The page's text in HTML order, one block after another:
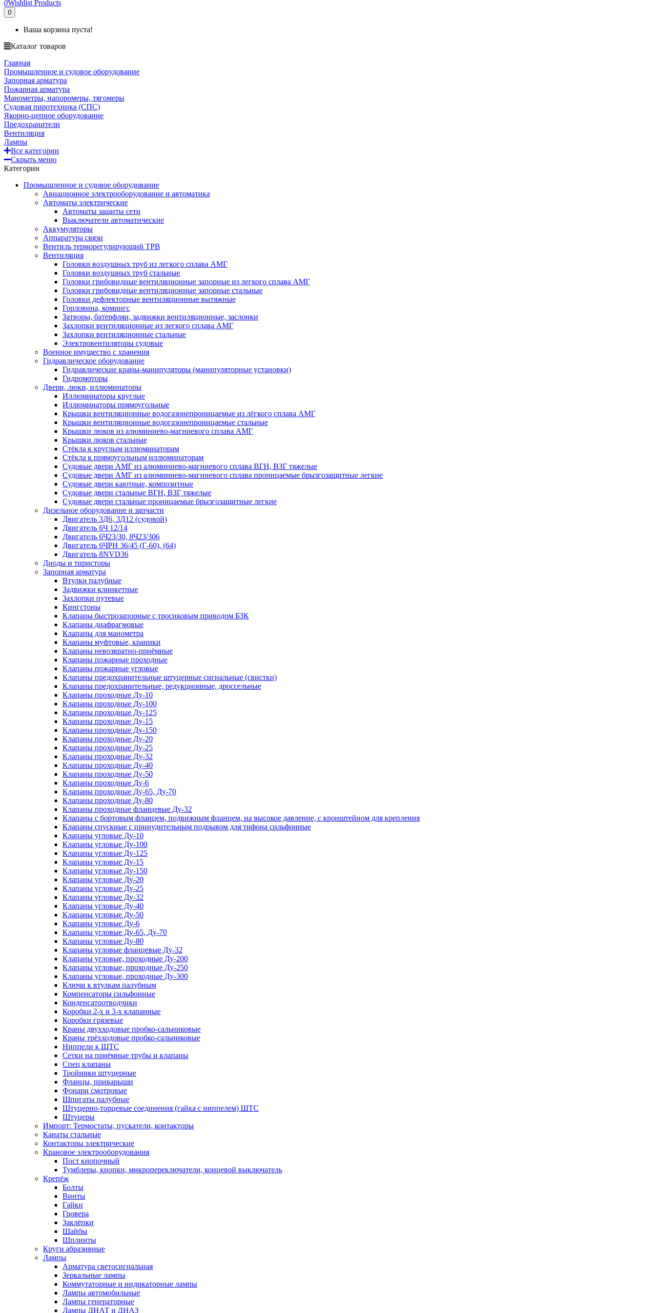
0Wishlist Products
0
Ваша корзина пуста!
Каталог товаров
Главная
Промышленное и судовое оборудование
Запорная арматура
Пожарная арматура
Манометры, напоромеры, тягомеры
Судовая пиротехника (СПС)
Якорно-цепное оборудование
Предохранители
Вентиляция
Лампы
Все категории
Скрыть меню
Категории
Промышленное и судовое оборудование
Авиационное электрооборудование и автоматика
Автоматы электрические
Автоматы защиты сети
Выключатели автоматические
Аккумуляторы
Аппаратура связи
Вентиль терморегулирующий ТРВ
Вентиляция
Головки воздушных труб из легкого сплава АМГ
Головки воздушных труб стальные
Головки грибовидные вентиляционные запорные из легкого сплава АМГ
Головки грибовидные вентиляционные запорные стальные
Головки дефлекторные вентиляционные вытяжные
Горловина, комингс
Затворы, батерфляи, задвижки вентиляционные, заслонки
Захлопки вентиляционные из легкого сплава АМГ
Захлопки вентиляционные стальные
Электровентиляторы судовые
Военное имущество с хранения
Гидравлическое оборудование
Гидравлические краны-манипуляторы (манипуляторные установки)
Гидромоторы
Двери, люки, иллюминаторы
Иллюминаторы круглые
Иллюминаторы прямоугольные
Крышки вентиляционные водогазонепроницаемые из лёгкого сплава АМГ
Крышки вентиляционные водогазонепроницаемые стальные
Крышки люков из алюминиево-магниевого сплава АМГ
Крышки люков стальные
Стёкла к круглым иллюминаторам
Стёкла к прямоугольным иллюминаторам
Судовые двери АМГ из алюминиево-магниевого сплава ВГН, ВЗГ тяжелые
Судовые двери АМГ из алюминиево-магниевого сплава проницаемые брызгозащитные легкие
Судовые двери каютные, композитные
Судовые двери стальные ВГН, ВЗГ тяжелые
Судовые двери стальные проницаемые брызгозащитные легкие
Дизельное оборудование и запчасти
Двигатель 3Д6, 3Д12 (судовой)
Двигатель 6Ч 12/14
Двигатель 6Ч23/30, 8Ч23/306
Двигатель 6ЧРН 36/45 (Г-60), (64)
Двигатель 8NVD36
Диоды и тиристоры
Запорная арматура
Втулки палубные
Задвижки клинкетные
Захлопки путевые
Кингстоны
Клапаны быстрозапорные с тросиковым приводом БЗК
Клапаны диафрагмовые
Клапаны для манометра
Клапаны муфтовые, краники
Клапаны невозвратно-приёмные
Клапаны пожарные проходные
Клапаны пожарные угловые
Клапаны предохранительные штуцерные сигнальные (свистки)
Клапаны предохранительные, редукционные, дроссельные
Клапаны проходные Ду-10
Клапаны проходные Ду-100
Клапаны проходные Ду-125
Клапаны проходные Ду-15
Клапаны проходные Ду-150
Клапаны проходные Ду-20
Клапаны проходные Ду-25
Клапаны проходные Ду-32
Клапаны проходные Ду-40
Клапаны проходные Ду-50
Клапаны проходные Ду-6
Клапаны проходные Ду-65, Ду-70
Клапаны проходные Ду-80
Клапаны проходные фланцевые Ду-32
Клапаны с бортовым фланцем, подвижным фланцем, на высокое давление, с кронштейном для крепления
Клапаны спускные с принудительным подрывом для тифона сильфонные
Клапаны угловые Ду-10
Клапаны угловые Ду-100
Клапаны угловые Ду-125
Клапаны угловые Ду-15
Клапаны угловые Ду-150
Клапаны угловые Ду-20
Клапаны угловые Ду-25
Клапаны угловые Ду-32
Клапаны угловые Ду-40
Клапаны угловые Ду-50
Клапаны угловые Ду-6
Клапаны угловые Ду-65, Ду-70
Клапаны угловые Ду-80
Клапаны угловые фланцевые Ду-32
Клапаны угловые, проходные Ду-200
Клапаны угловые, проходные Ду-250
Клапаны угловые, проходные Ду-300
Ключи к втулкам палубным
Компенсаторы сильфонные
Конденсатоотводчики
Коробки 2-х и 3-х клапанные
Коробки грязевые
Краны двухходовые пробко-сальниковые
Краны трёхходовые пробко-сальниковые
Ниппели к ШТС
Сетки на приёмные трубы и клапаны
Спец клапаны
Тройники штуцерные
Фланцы, приварыши
Фонари смотровые
Шпигаты палубные
Штуцерно-торцевые соединения (гайка с ниппелем) ШТС
Штуцеры
Импорт: Термостаты, пускатели, контакторы
Канаты стальные
Контакторы электрические
Крановое электрооборудования
Пост кнопочный
Тумблеры, кнопки, микропереключатели, концевой выключатель
Крепёж
Болты
Винты
Гайки
Гровера
Заклёпки
Шайбы
Шплинты
Круги абразивные
Лампы
Арматура светосигнальная
Зеркальные лампы
Коммутаторные и индикаторные лампы
Лампы автомобильные
Лампы генераторные
Лампы ДНАТ и ДНАЗ